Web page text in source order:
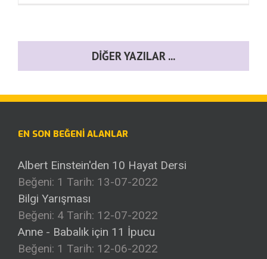
DIĞER YAZILAR ...
EN SON BEĞENI ALANLAR
Albert Einstein'den 10 Hayat Dersi
Beğeni: 1 Tarih: 13-07-2022
Bilgi Yarışması
Beğeni: 4 Tarih: 12-07-2022
Anne - Babalık için 11 İpucu
Beğeni: 1 Tarih: 12-06-2022